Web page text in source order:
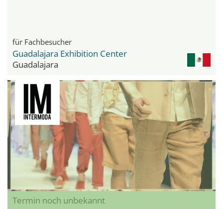
für Fachbesucher
Guadalajara Exhibition Center
Guadalajara
Termin noch unbekannt